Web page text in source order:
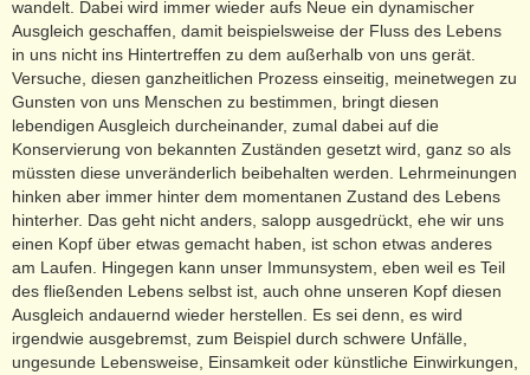
wandelt. Dabei wird immer wieder aufs Neue ein dynamischer
Ausgleich geschaffen, damit beispielsweise der Fluss des Lebens
in uns nicht ins Hintertreffen zu dem außerhalb von uns gerät.
Versuche, diesen ganzheitlichen Prozess einseitig, meinetwegen zu
Gunsten von uns Menschen zu bestimmen, bringt diesen
lebendigen Ausgleich durcheinander, zumal dabei auf die
Konservierung von bekannten Zuständen gesetzt wird, ganz so als
müssten diese unveränderlich beibehalten werden. Lehrmeinungen
hinken aber immer hinter dem momentanen Zustand des Lebens
hinterher. Das geht nicht anders, salopp ausgedrückt, ehe wir uns
einen Kopf über etwas gemacht haben, ist schon etwas anderes
am Laufen. Hingegen kann unser Immunsystem, eben weil es Teil
des fließenden Lebens selbst ist, auch ohne unseren Kopf diesen
Ausgleich andauernd wieder herstellen. Es sei denn, es wird
irgendwie ausgebremst, zum Beispiel durch schwere Unfälle,
ungesunde Lebensweise, Einsamkeit oder künstliche Einwirkungen,